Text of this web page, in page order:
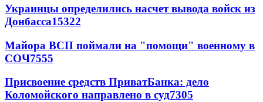
Украинцы определились насчет вывода войск из
Донбасса15322
Майора ВСП поймали на "помощи" военному в
СОЧ7555
Присвоение средств ПриватБанка: дело
Коломойского направлено в суд7305